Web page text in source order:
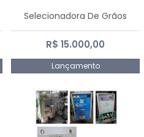
Selecionadora De Grãos
R$ 15.000,00
Lançamento